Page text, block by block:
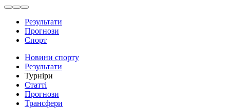
Результати
Прогнози
Спорт
Новини спорту
Результати
Турніри
Статті
Прогнози
Трансфери